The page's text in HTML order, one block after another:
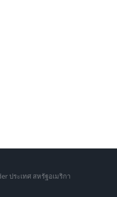
ประเทศ สหรัฐอเมริกา